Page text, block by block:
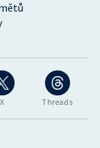
X Threads